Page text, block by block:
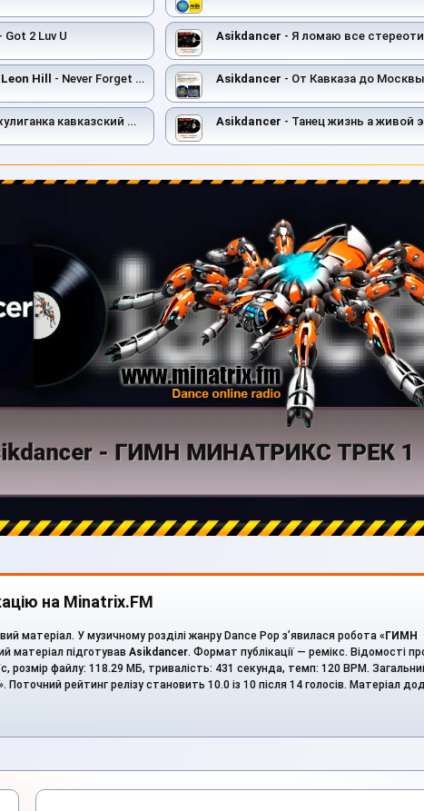
- Got 2 Luv U
Hill - Never Forget You
кавказский микс
Asikdancer - Я ломаю все
Asikdancer - От Кавказа до Москвы
Asikdancer - Танец жизнь а живой
на Minatrix.FM
матеріал. У музичному розділі жанру Dance Pop з’явилася робота «ГИМН
матеріал підготував Asikdancer. Формат публікації — ремікс. Відомості
розмір файлу: 118.29 МБ, тривалість: 431 секунда, темп: 120 BPM.
Поточний рейтинг релізу становить 10.0 із 10 після 14 голосів. Матеріал